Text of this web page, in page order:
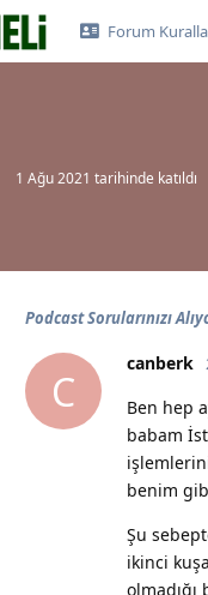
Forum
1 Ağu 2021 tarihinde katıldı
Podcast Sorularınızı
C
canberk
Ben hep
babam
benim
Şu
ikinci